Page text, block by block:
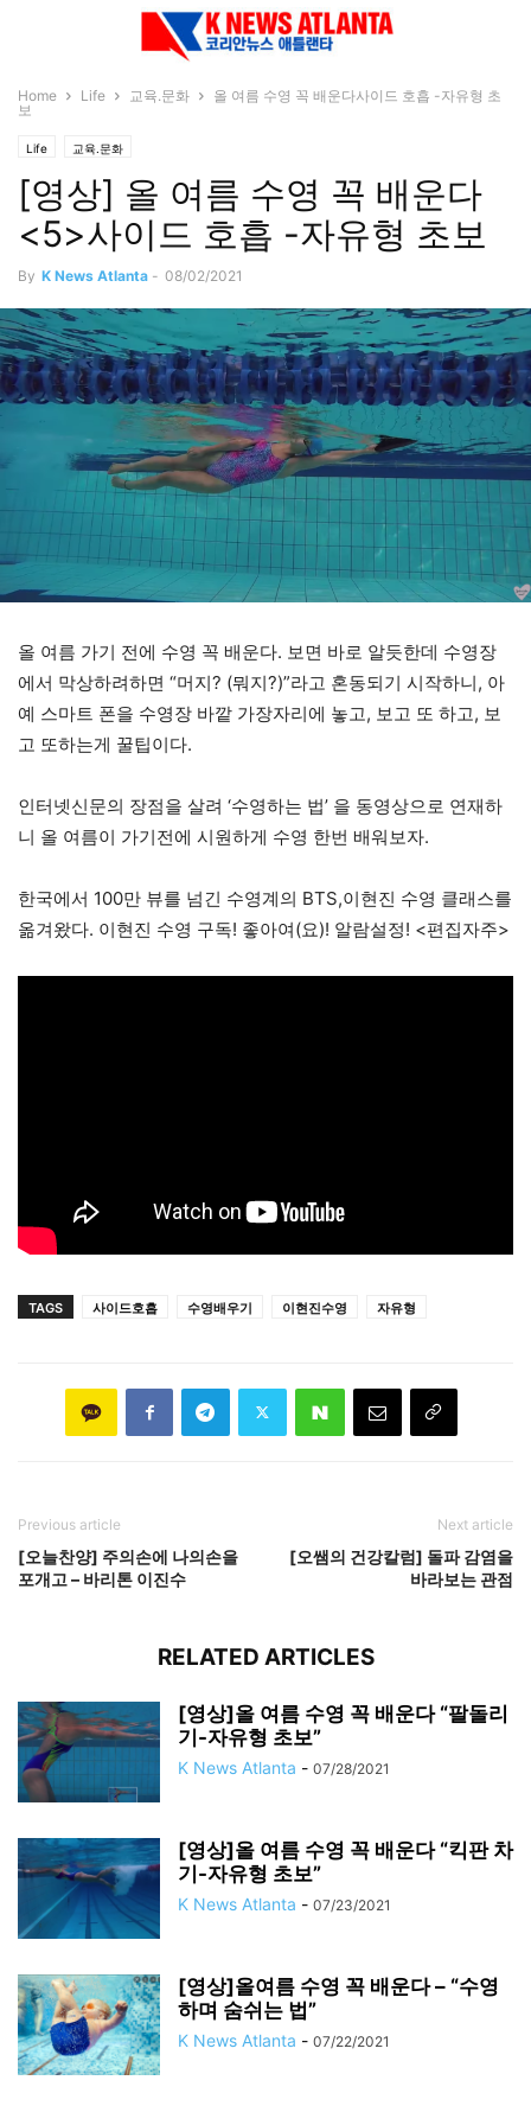
Home Life 교육.문화
올 여름 수영 꼭 배운다사이드 호흡 -자유형 초
보
Life 교육.문화
[영상] 올 여름 수영 꼭 배운다
<5>사이드 호흡 -자유형 초보
By K News Atlanta - 08/02/2021
올 여름 가기 전에 수영 꼭 배운다. 보면 바로 알듯한데 수영장
에서 막상하려하면 “머지? (뭐지?)”라고 혼동되기 시작하니, 아
예 스마트 폰을 수영장 바깥 가장자리에 놓고, 보고 또 하고, 보
고 또하는게 꿀팁이다.
인터넷신문의 장점을 살려 ‘수영하는 법’ 을 동영상으로 연재하
니 올 여름이 가기전에 시원하게 수영 한번 배워보자.
한국에서 100만 뷰를 넘긴 수영계의 BTS,이현진 수영 클래스를
옮겨왔다. 이현진 수영 구독! 좋아여(요)! 알람설정! <편집자주>
TAGS 사이드호흡 수영배우기 이현진수영 자유형
Previous article
[오늘찬양] 주의손에 나의손을
포개고 – 바리톤 이진수
Next article
[오쌤의 건강칼럼] 돌파 감염을
바라보는 관점
RELATED ARTICLES
[영상]올 여름 수영 꼭 배운다 “팔돌리
기-자유형 초보”
K News Atlanta - 07/28/2021
[영상]올 여름 수영 꼭 배운다 “킥판 차
기-자유형 초보”
K News Atlanta - 07/23/2021
[영상]올여름 수영 꼭 배운다 – “수영
하며 숨쉬는 법”
K News Atlanta - 07/22/2021